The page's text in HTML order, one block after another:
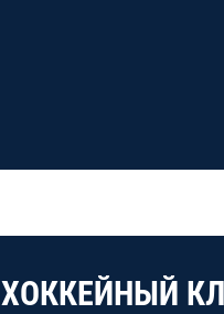
ХОККЕЙНЫЙ